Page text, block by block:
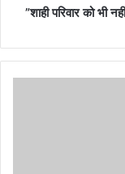
”शाही परिवार को भी